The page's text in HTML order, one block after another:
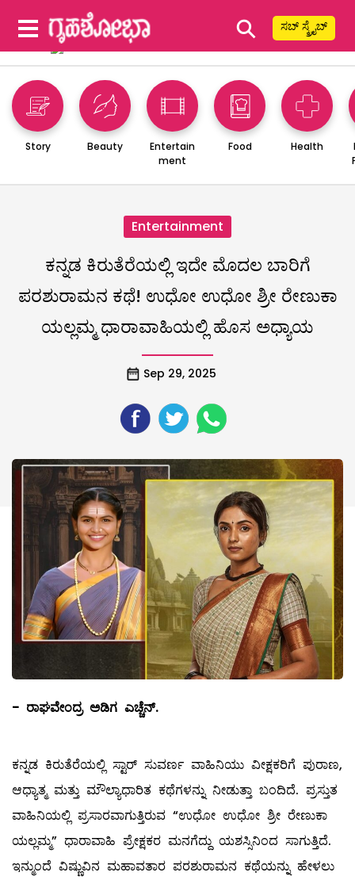
⚲ ಸಬ್ ಸ್ಕ್ರೈಬ್
Story Beauty
Entertain
ment
Food Health
Entertainment
ಕನ್ನಡ ಕಿರುತೆರೆಯಲ್ಲಿ ಇದೇ ಮೊದಲ ಬಾರಿಗೆ
ಪರಶುರಾಮನ ಕಥೆ! ಉಧೋ ಉಧೋ ಶ್ರೀ ರೇಣುಕಾ
ಯಲ್ಲಮ್ಮ ಧಾರಾವಾಹಿಯಲ್ಲಿ ಹೊಸ ಅಧ್ಯಾಯ
Sep 29, 2025
- ರಾಘವೇಂದ್ರ ಅಡಿಗ ಎಚ್ಚೆನ್.
ಕನ್ನಡ ಕಿರುತೆರೆಯಲ್ಲಿ ಸ್ಟಾರ್ ಸುವರ್ಣ ವಾಹಿನಿಯು ವೀಕ್ಷಕರಿಗೆ ಪುರಾಣ,
ಆಧ್ಯಾತ್ಮ ಮತ್ತು ಮೌಲ್ಯಾಧಾರಿತ ಕಥೆಗಳನ್ನು ನೀಡುತ್ತಾ ಬಂದಿದೆ. ಪ್ರಸ್ತುತ
ವಾಹಿನಿಯಲ್ಲಿ ಪ್ರಸಾರವಾಗುತ್ತಿರುವ “ಉಧೋ ಉಧೋ ಶ್ರೀ ರೇಣುಕಾ
ಯಲ್ಲಮ್ಮ” ಧಾರಾವಾಹಿ ಪ್ರೇಕ್ಷಕರ ಮನಗೆದ್ದು ಯಶಸ್ಸಿನಿಂದ ಸಾಗುತ್ತಿದೆ.
ಇನ್ಮುಂದೆ ವಿಷ್ಣುವಿನ ಮಹಾವತಾರ ಪರಶುರಾಮನ ಕಥೆಯನ್ನು ಹೇಳಲು